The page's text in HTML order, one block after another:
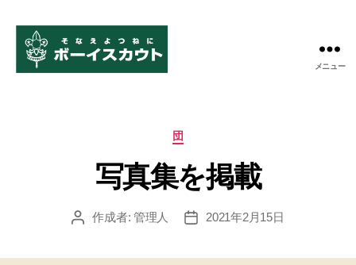
11
メニュー
カ
ゴ
リ
団
写真集を掲載
投
作成者: 管理人
投
2021年2月15日